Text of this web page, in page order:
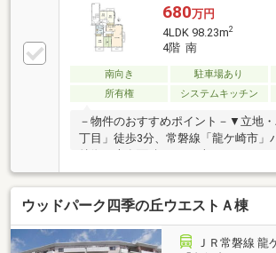
680万円
4LDK 98.23m2
4階 南
南向き 駐車場あり
所有権
システムキッチン
－物件のおすすめポイント－▼立地
丁目」徒歩3分、常磐線「龍ケ崎市」
特徴・専有面積98.23平米のゆとりあ
中心となるLDKは約17.5帖・3面採光
2WAY仕様、家事動線に配慮・LDに
多用途に活用可能・南・東・北の3面
様・即お引渡し可能(残金精算後)▼周
龍ケ崎店 徒歩5分(約390m)・北竜台
ウッドパーク四季の丘ウエストＡ棟
ＪＲ常磐線